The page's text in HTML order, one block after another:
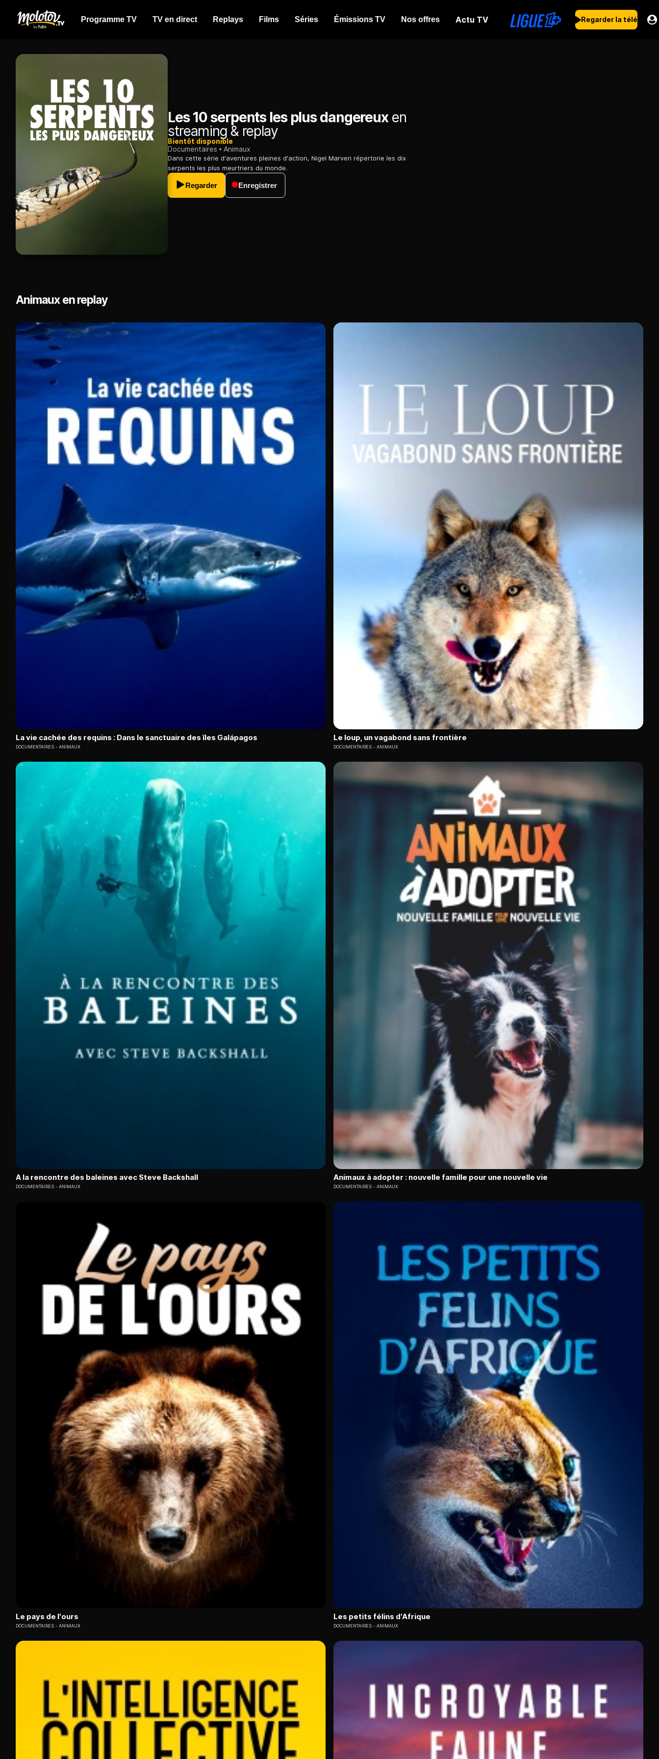
Programme TV TV en direct Replays Films Séries Émissions TV Nos offres Actu TV Regarder la télé
Les 10 serpents les plus dangereuxen
streaming & replay
Bientôt disponible
Documentaires
Animaux
Dans cette série d'aventures pleines d'action, Nigel Marven répertorie les dix
serpents les plus meurtriers du monde.
Regarder Enregistrer
Animaux en replay
La vie cachée des requins : Dans le sanctuaire des îles Galápagos
DOCUMENTAIRES ANIMAUX
Le loup, un vagabond sans frontière
DOCUMENTAIRES ANIMAUX
A la rencontre des baleines avec Steve Backshall
DOCUMENTAIRES ANIMAUX
Animaux à adopter : nouvelle famille pour une nouvelle vie
DOCUMENTAIRES ANIMAUX
Le pays de l'ours
DOCUMENTAIRES ANIMAUX
Les petits félins d'Afrique
DOCUMENTAIRES ANIMAUX